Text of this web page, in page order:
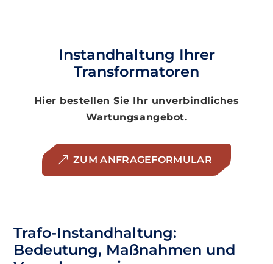
Instandhaltung Ihrer
Transformatoren
Hier bestellen Sie Ihr unverbindliches
Wartungsangebot.
ZUM ANFRAGEFORMULAR
Trafo-Instandhaltung:
Bedeutung, Maßnahmen und